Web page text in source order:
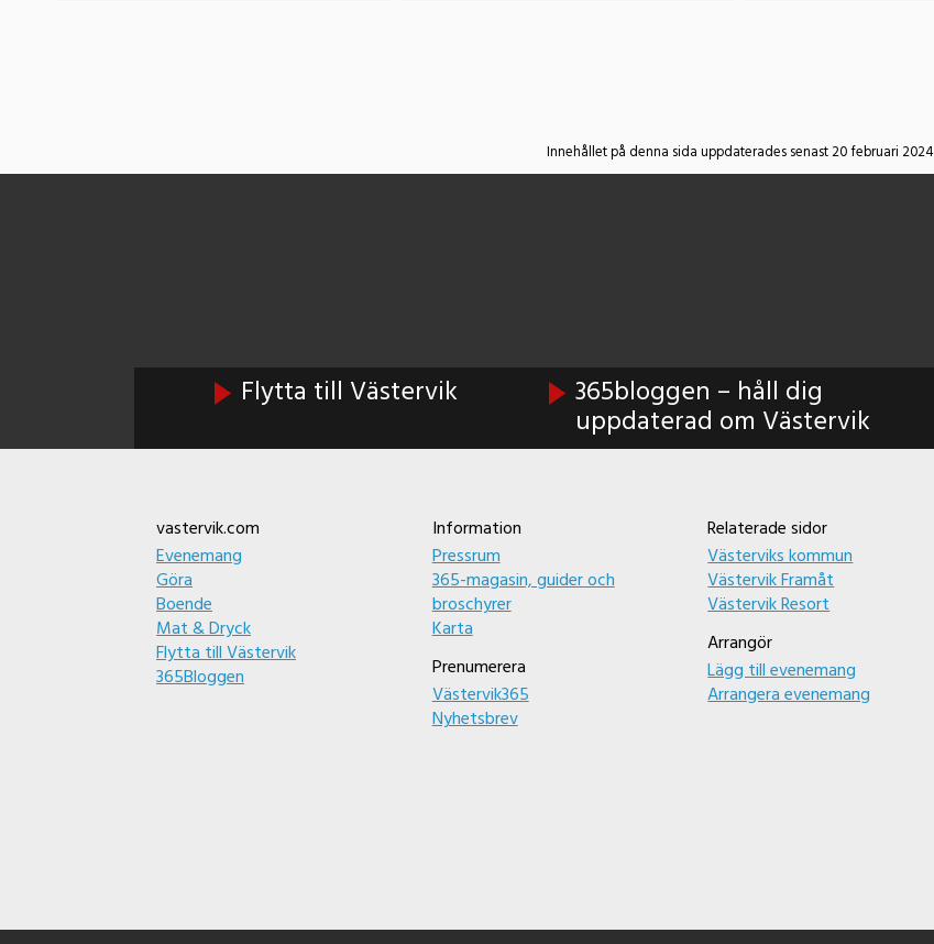
Innehållet på denna sida uppdaterades senast 20 februari 2024
Flytta till Västervik 365bloggen – håll dig
uppdaterad om Västervik
vastervik.com
Evenemang
Göra
Boende
Mat & Dryck
Flytta till Västervik
365Bloggen
Information
Pressrum
365-magasin, guider och
broschyrer
Karta
Prenumerera
Västervik365
Nyhetsbrev
Relaterade sidor
Västerviks kommun
Västervik Framåt
Västervik Resort
Arrangör
Lägg till evenemang
Arrangera evenemang